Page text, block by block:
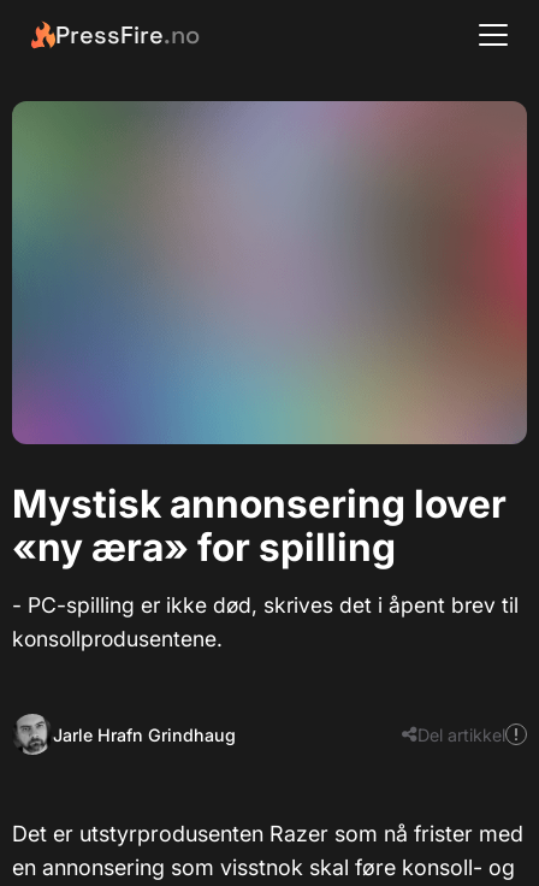
PressFire.no
Mystisk annonsering lover
«ny æra» for spilling
- PC-spilling er ikke død, skrives det i åpent brev til
konsollprodusentene.
Jarle Hrafn Grindhaug Del artikkel
Det er utstyrprodusenten Razer som nå frister med
en annonsering som visstnok skal føre konsoll- og